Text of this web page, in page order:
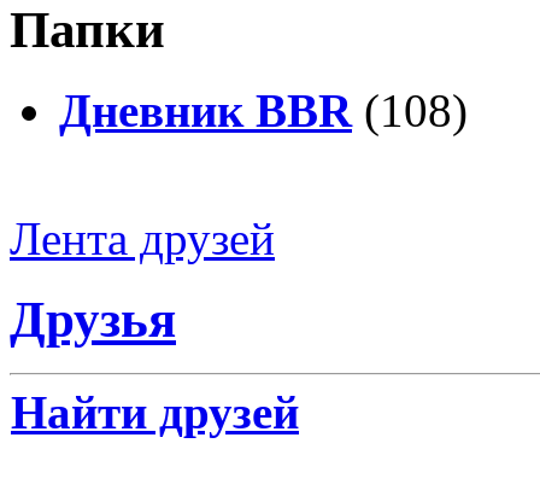
Папки
Дневник BBR (108)
Лента друзей
Друзья
Найти друзей